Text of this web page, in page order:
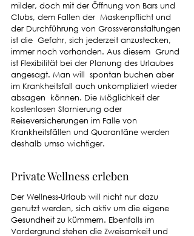
milder, doch mit der Öffnung von Bars und
Clubs, dem Fallen der  Maskenpflicht und
der Durchführung von Grossveranstaltungen
ist die  Gefahr, sich jederzeit anzustecken,
immer noch vorhanden. Aus diesem  Grund
ist Flexibilität bei der Planung des Urlaubes
angesagt. Man will  spontan buchen aber
im Krankheitsfall auch unkompliziert wieder
absagen  können. Die Möglichkeit der
kostenlosen Stornierung oder
Reiseversicherungen im Falle von
Krankheitsfällen und Quarantäne werden
deshalb umso wichtiger.
Private Wellness erleben
Der Wellness-Urlaub will nicht nur dazu
genutzt werden, sich aktiv um die eigene
Gesundheit zu kümmern. Ebenfalls im
Vordergrund stehen die Zweisamkeit und